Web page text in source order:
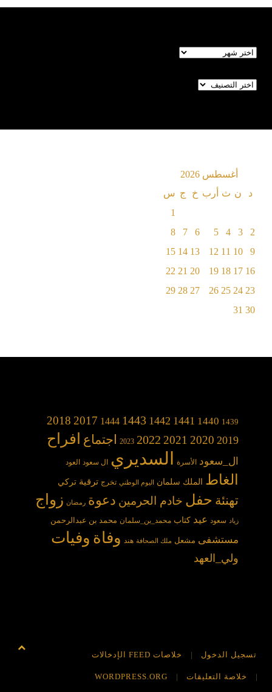
الأرشيف
تصنيفات
أغسطس 2026
د
ن ث أرب خ ج س
1
2
3
4
5
6
7
8
9
10
11
12
13
14
15
16
17
18
19
20
21
22
23
24
25
26
27
28
29
30
31
1439
1440
1441
1442
1443
1444
2017
2018
2019
2020
2021
2022
2023 اجتماع افراح
ال_سعود الأسرة السديري ال سعود العود
الغاط الملك سلمان اليوم الوطني تخرج ترقية تركي
تهنئة حفل خادم الحرمين دعوة رمضان زواج
زياد سعود عيد كتاب محمد_بن_سلمان محمد بن عبدالرحمن
مستشفى مشعل ملك الصحافة هند وفاة وفيات
ولي_العهد
تسجيل الدخول خلاصات FEED الإدخالات
خلاصة التعليقات WORDPRESS.ORG